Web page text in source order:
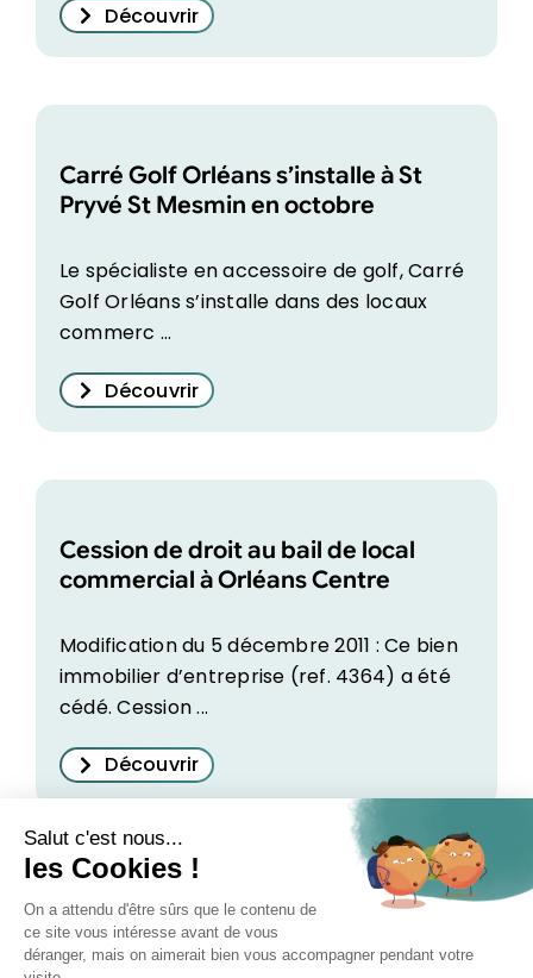
Découvrir
Carré Golf Orléans s’installe à St
Pryvé St Mesmin en octobre
Le spécialiste en accessoire de golf, Carré
Golf Orléans s’installe dans des locaux
commerc ...
Découvrir
Cession de droit au bail de local
commercial à Orléans Centre
Modification du 5 décembre 2011 : Ce bien
immobilier d’entreprise (ref. 4364) a été
cédé. Cession ...
Découvrir
2 Suivant